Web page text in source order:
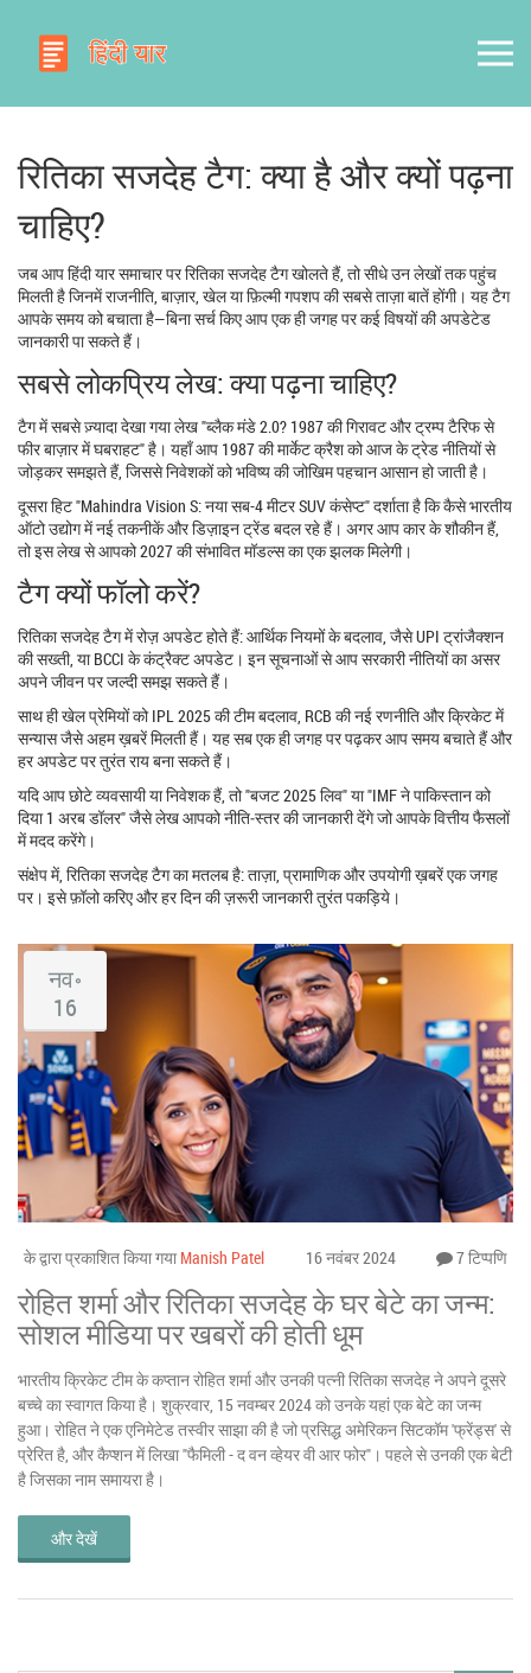
रितिका सजदेह टैग: क्या है और क्यों पढ़ना
चाहिए?
जब आप हिंदी यार समाचार पर रितिका सजदेह टैग खोलते हैं, तो सीधे उन लेखों तक पहुंच
मिलती है जिनमें राजनीति, बाज़ार, खेल या फ़िल्मी गपशप की सबसे ताज़ा बातें होंगी। यह टैग
आपके समय को बचाता है—बिना सर्च किए आप एक ही जगह पर कई विषयों की अपडेटेड
जानकारी पा सकते हैं।
सबसे लोकप्रिय लेख: क्या पढ़ना चाहिए?
टैग में सबसे ज़्यादा देखा गया लेख "ब्लैक मंडे 2.0? 1987 की गिरावट और ट्रम्प टैरिफ से
फीर बाज़ार में घबराहट" है। यहाँ आप 1987 की मार्केट क्रैश को आज के ट्रेड नीतियों से
जोड़कर समझते हैं, जिससे निवेशकों को भविष्य की जोखिम पहचान आसान हो जाती है।
दूसरा हिट "Mahindra Vision S: नया सब-4 मीटर SUV कंसेप्ट" दर्शाता है कि कैसे भारतीय
ऑटो उद्योग में नई तकनीकें और डिज़ाइन ट्रेंड बदल रहे हैं। अगर आप कार के शौकीन हैं,
तो इस लेख से आपको 2027 की संभावित मॉडल्स का एक झलक मिलेगी।
टैग क्यों फॉलो करें?
रितिका सजदेह टैग में रोज़ अपडेट होते हैं: आर्थिक नियमों के बदलाव, जैसे UPI ट्रांजैक्शन
की सख्ती, या BCCI के कंट्रैक्ट अपडेट। इन सूचनाओं से आप सरकारी नीतियों का असर
अपने जीवन पर जल्दी समझ सकते हैं।
साथ ही खेल प्रेमियों को IPL 2025 की टीम बदलाव, RCB की नई रणनीति और क्रिकेट में
सन्‍यास जैसे अहम ख़बरें मिलती हैं। यह सब एक ही जगह पर पढ़कर आप समय बचाते हैं और
हर अपडेट पर तुरंत राय बना सकते हैं।
यदि आप छोटे व्यवसायी या निवेशक हैं, तो "बजट 2025 लिव" या "IMF ने पाकिस्तान को
दिया 1 अरब डॉलर" जैसे लेख आपको नीति‑स्तर की जानकारी देंगे जो आपके वित्तीय फैसलों
में मदद करेंगे।
संक्षेप में, रितिका सजदेह टैग का मतलब है: ताज़ा, प्रामाणिक और उपयोगी ख़बरें एक जगह
पर। इसे फ़ॉलो करिए और हर दिन की ज़रूरी जानकारी तुरंत पकड़िये।
नव॰
16
के द्वारा प्रकाशित किया गया Manish Patel 16 नवंबर 2024 7 टिप्पणि
रोहित शर्मा और रितिका सजदेह के घर बेटे का जन्म:
सोशल मीडिया पर खबरों की होती धूम
भारतीय क्रिकेट टीम के कप्तान रोहित शर्मा और उनकी पत्नी रितिका सजदेह ने अपने दूसरे
बच्चे का स्वागत किया है। शुक्रवार, 15 नवम्बर 2024 को उनके यहां एक बेटे का जन्म
हुआ। रोहित ने एक एनिमेटेड तस्वीर साझा की है जो प्रसिद्ध अमेरिकन सिटकॉम 'फ्रेंड्स' से
प्रेरित है, और कैप्शन में लिखा "फैमिली - द वन व्हेयर वी आर फोर"। पहले से उनकी एक बेटी
है जिसका नाम समायरा है।
और देखें